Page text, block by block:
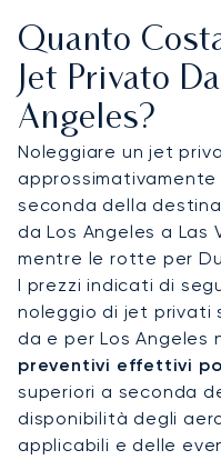
collegamenti
privati dedicati.
Hollywood e agli
(SMO)si rivolge
leggeri vicino a West
servizi FBO di livello
transfer verso gli
private o resort sulla
elicottero per Malibu,
destinazioni.
Con due decenni di
la sicurezza
noleggio trasparenti
discrezione e
aspettano in ogni
Quanto
Jet Privato
Angeles?
Noleggiare un jet
approssimativamente
seconda della
da Los Angeles a Las
mentre le rotte per
I prezzi indicati di
noleggio di jet privati
da e per Los Angeles
preventivi effettivi
superiori a seconda
disponibilità degli
applicabili e delle